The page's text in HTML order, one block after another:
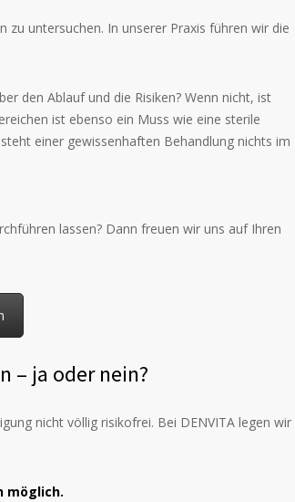
zu untersuchen. In unserer Praxis führen wir die
den Ablauf und die Risiken? Wenn nicht, ist
ist ebenso ein Muss wie eine sterile
einer gewissenhaften Behandlung nichts im
lassen? Dann freuen wir uns auf Ihren
– ja oder nein?
nicht völlig risikofrei. Bei DENVITA legen wir
möglich.